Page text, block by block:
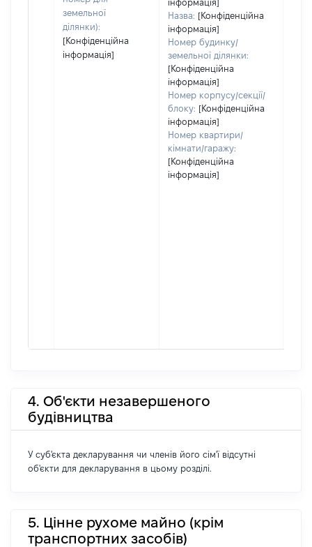
земельної
ділянки):
[Конфіденційна
інформація]
інформація]
Назва: [Конфіденційна
інформація]
Номер будинку/
земельної ділянки:
[Конфіденційна
інформація]
Номер корпусу/секції/
блоку: [Конфіденційна
інформація]
Номер квартири/
кімнати/гаражу:
[Конфіденційна
інформація]
4. Об'єкти незавершеного
будівництва
У суб'єкта декларування чи членів його сім'ї відсутні
об'єкти для декларування в цьому розділі.
5. Цінне рухоме майно (крім
транспортних засобів)